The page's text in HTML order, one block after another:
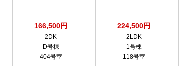
166,500円
2DK
D号棟
404号室
224,500円
2LDK
1号棟
118号室